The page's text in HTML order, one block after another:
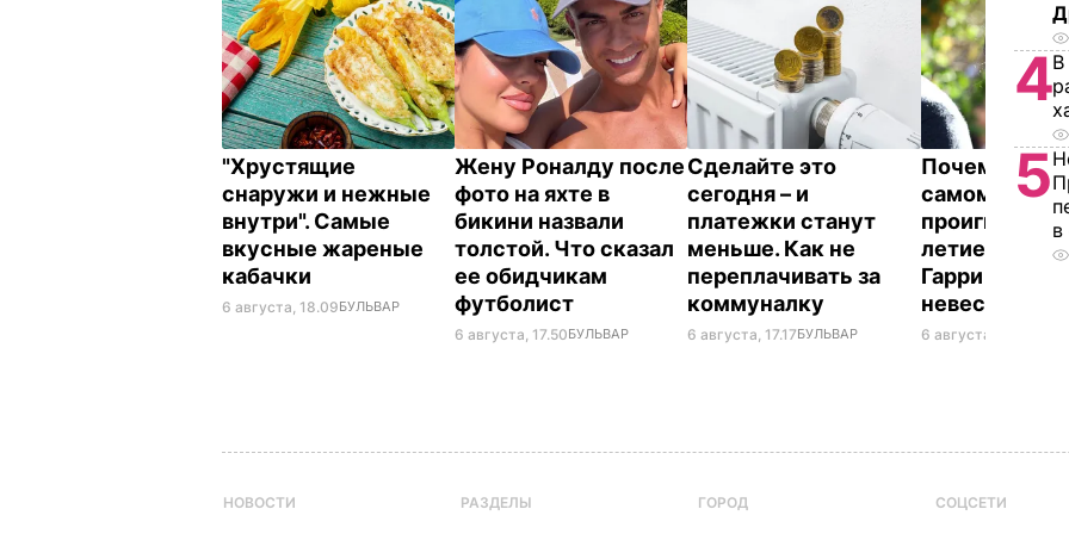
"Хрустящие
снаружи и нежные
внутри". Самые
вкусные жареные
кабачки
6 августа, 18.09БУЛЬВАР
Жену Роналду после
фото на яхте в
бикини назвали
толстой. Что сказал
ее обидчикам
футболист
6 августа, 17.50БУЛЬВАР
Сделайте это
сегодня – и
платежки станут
меньше. Как не
переплачивать за
коммуналку
6 августа, 17.17БУЛЬВАР
Почему
самом деле
летие жены
Гарри и не
невестку
6 августа, 16.28
4В
5
в
НОВОСТИ РАЗДЕЛЫ ГОРОД СОЦСЕТИ